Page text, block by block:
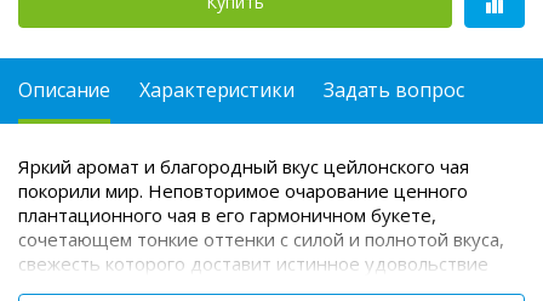
Описание Характеристики Задать вопрос
Яркий аромат и благородный вкус цейлонского чая
покорили мир. Неповторимое очарование ценного
плантационного чая в его гармоничном букете,
сочетающем тонкие оттенки с силой и полнотой вкуса,
свежесть которого доставит истинное удовольствие
ценителям.